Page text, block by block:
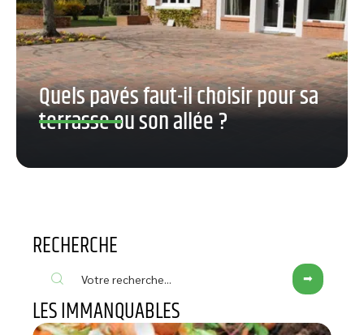
Quels pavés faut-il choisir pour sa
terrasse ou son allée ?
RECHERCHE
LES IMMANQUABLES